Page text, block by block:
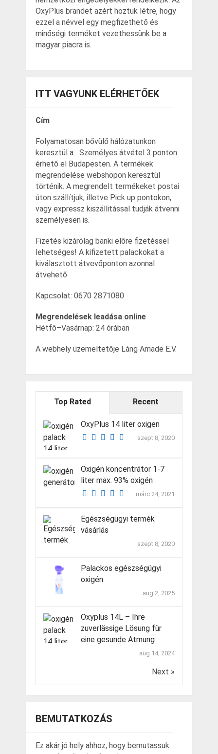
OxyPlus brandet azért hoztuk létre, hogy
ezzel a névvel egy megfizethető és
minőségi terméket vezethessünk be a
magyar piacra is.
ITT VAGYUNK ELÉRHETŐEK
Cím
Folyamatosan bővülő hálózatunkon
keresztül a Személyes átvétel 3 ponton
érhető el Budapesten. A termékek
megrendelése webshopon keresztül
történik. A megrendelt termékeket postai
úton szállítjuk, illetve Pick up pontokon,
vagy expressz kiszállitással tudják átvenni
személyesen is.
Fizetés kizárólag banki előre fizetéssel
lehetséges! A kifizetett palackokat a
kiválasztott átvevőponton azonnal
átvehető
Kapcsolat: 0670 2871080
Megrendelések leadása online
Hétfő–Vasárnap: 24 órában
A webhely üzemeltetője Láng Amade E.V.
Top Rated Recent
OxyPlus 14 liter oxigen
szept 8, 2020
Oxigén koncentrátor 1-7
liter max. 93% oxigén
márc 24, 2021
Egészségügyi termék
vásárlás
szept 8, 2020
Palackos egészségügyi
oxigén
aug 2, 2025
Oxyplus 14L – Ihre
zuverlässige Lösung für
eine gesunde Atmung
aug 14, 2024
Next »
BEMUTATKOZÁS
Ez akár jó hely ahhoz, hogy bemutassuk